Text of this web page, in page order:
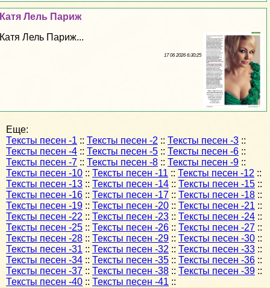
Катя Лель Париж
Катя Лель Париж...
17 06 2026 6:30:25
Еще:
Тексты песен -1 :: Тексты песен -2 :: Тексты песен -3 ::
Тексты песен -4 :: Тексты песен -5 :: Тексты песен -6 ::
Тексты песен -7 :: Тексты песен -8 :: Тексты песен -9 ::
Тексты песен -10 :: Тексты песен -11 :: Тексты песен -12 ::
Тексты песен -13 :: Тексты песен -14 :: Тексты песен -15 ::
Тексты песен -16 :: Тексты песен -17 :: Тексты песен -18 ::
Тексты песен -19 :: Тексты песен -20 :: Тексты песен -21 ::
Тексты песен -22 :: Тексты песен -23 :: Тексты песен -24 ::
Тексты песен -25 :: Тексты песен -26 :: Тексты песен -27 ::
Тексты песен -28 :: Тексты песен -29 :: Тексты песен -30 ::
Тексты песен -31 :: Тексты песен -32 :: Тексты песен -33 ::
Тексты песен -34 :: Тексты песен -35 :: Тексты песен -36 ::
Тексты песен -37 :: Тексты песен -38 :: Тексты песен -39 ::
Тексты песен -40 :: Тексты песен -41 ::